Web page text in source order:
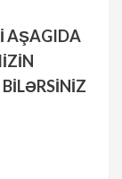
AŞAGIDA